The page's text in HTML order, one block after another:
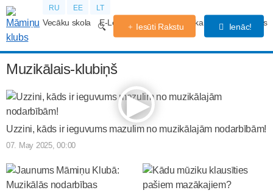
RU EE LT
Vecāku skola E-Lekcijas Grūtniecības kalendārs Forums
Iesūti Rakstu Ienāc!
Muzikālais-klubiņš
Uzzini, kāds ir ieguvums mazulim no muzikālajām nodarbībām!
07. May 2025, 00:00